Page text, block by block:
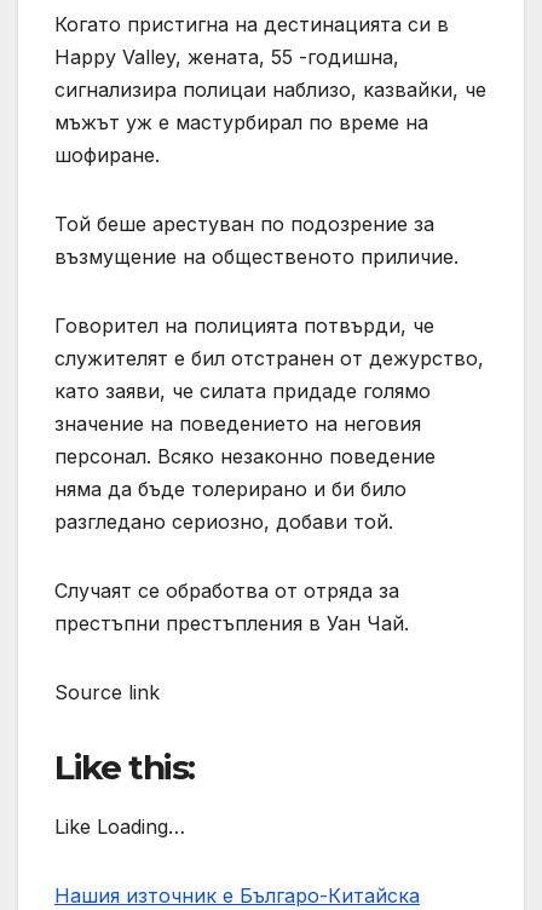
Когато пристигна на дестинацията си в
Happy Valley, жената, 55 -годишна,
сигнализира полицаи наблизо, казвайки, че
мъжът уж е мастурбирал по време на
шофиране.
Той беше арестуван по подозрение за
възмущение на общественото приличие.
Говорител на полицията потвърди, че
служителят е бил отстранен от дежурство,
като заяви, че силата придаде голямо
значение на поведението на неговия
персонал. Всяко незаконно поведение
няма да бъде толерирано и би било
разгледано сериозно, добави той.
Случаят се обработва от отряда за
престъпни престъпления в Уан Чай.
Source link
Like this:
Like Loading…
Нашия източник е Българо-Китайска